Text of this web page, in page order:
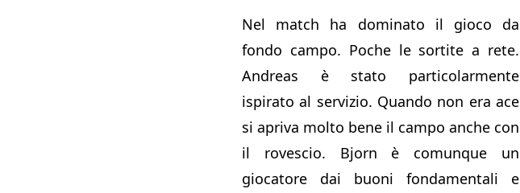
Nel match ha dominato il gioco da
fondo campo. Poche le sortite a rete.
Andreas è stato particolarmente
ispirato al servizio. Quando non era ace
si apriva molto bene il campo anche con
il rovescio. Bjorn è comunque un
giocatore dai buoni fondamentali e